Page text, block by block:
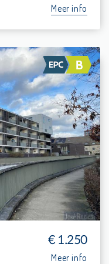
Meer info
app.
14 m²
105 m²
€ 1.250
Meer info